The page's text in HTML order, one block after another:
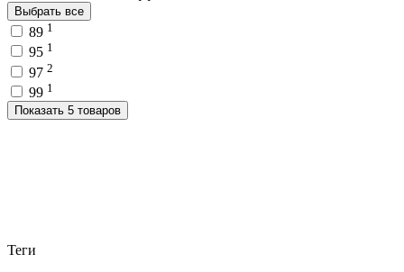
Выбрать все
89 1
95 1
97 2
99 1
Показать 5 товаров
Теги